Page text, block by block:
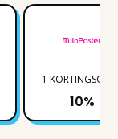
1
10%